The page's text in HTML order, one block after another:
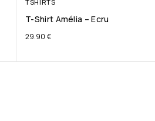
TSHIRTS
T-Shirt Amélia – Ecru
29.90 €